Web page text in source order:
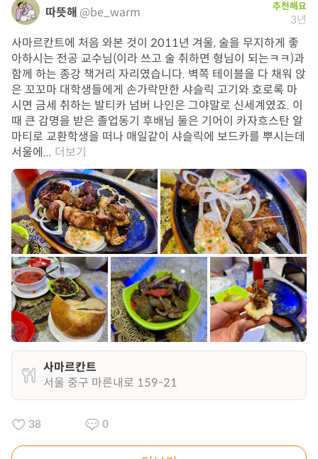
따뜻해 @be_warm 추천해요
3년
사마르칸트에 처음 와본 것이 2011년 겨울, 술을 무지하게 좋
아하시는 전공 교수님(이라 쓰고 술 취하면 형님이 되는ㅋㅋ)과
함께 하는 종강 책거리 자리였습니다. 벽쪽 테이블을 다 채워 앉
은 꼬꼬마 대학생들에게 손가락만한 샤슬릭 고기와 호로록 마
시면 금세 취하는 발티카 넘버 나인은 그야말로 신세계였죠. 이
때 큰 감명을 받은 졸업동기 후배님 둘은 기어이 카자흐스탄 알
마티로 교환학생을 떠나 매일같이 샤슬릭에 보드카를 뿌시는데
서울에... 더보기
사마르칸트
서울 중구 마른내로 159-21
38 0